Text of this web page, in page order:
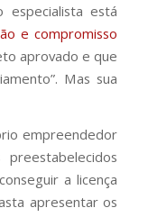
está
e compromisso
aprovado e que
Mas sua
empreendedor
a licença
apresentar os